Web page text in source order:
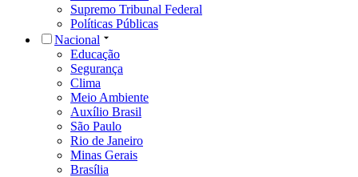
Supremo Tribunal Federal
Políticas Públicas
Nacional
Educação
Segurança
Clima
Meio Ambiente
Auxílio Brasil
São Paulo
Rio de Janeiro
Minas Gerais
Brasília